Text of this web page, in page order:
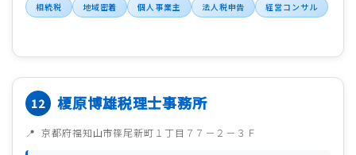
相続税 地域密着 個人事業主 法人税申告 経営コンサル
榎原博雄税理士事務所
京都府福知山市篠尾新町１丁目７７－２－３Ｆ